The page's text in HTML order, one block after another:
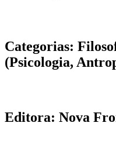
Categorias:
(Psicologia,
Editora: Nova